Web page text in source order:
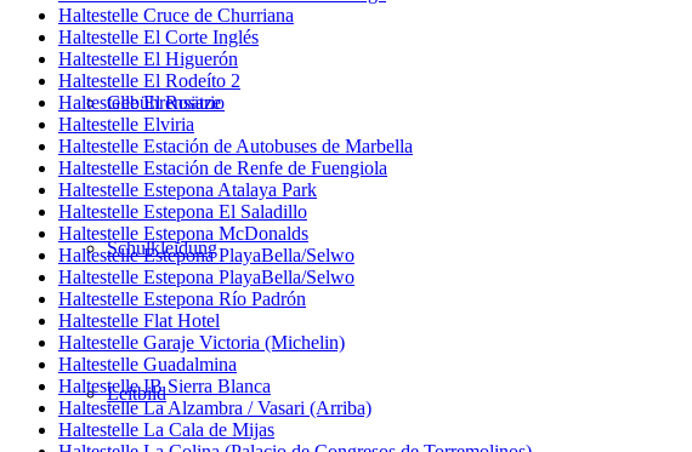
Gebührensätze
Schulkleidung
Leitbild
Haltestelle Cruce de Churriana
Haltestelle El Corte Inglés
Haltestelle El Higuerón
Haltestelle El Rodeíto 2
Haltestelle El Rosario
Haltestelle Elviria
Haltestelle Estación de Autobuses de Marbella
Haltestelle Estación de Renfe de Fuengiola
Haltestelle Estepona Atalaya Park
Haltestelle Estepona El Saladillo
Haltestelle Estepona McDonalds
Haltestelle Estepona PlayaBella/Selwo
Haltestelle Estepona PlayaBella/Selwo
Haltestelle Estepona Río Padrón
Haltestelle Flat Hotel
Haltestelle Garaje Victoria (Michelin)
Haltestelle Guadalmina
Haltestelle IB Sierra Blanca
Haltestelle La Alzambra / Vasari (Arriba)
Haltestelle La Cala de Mijas